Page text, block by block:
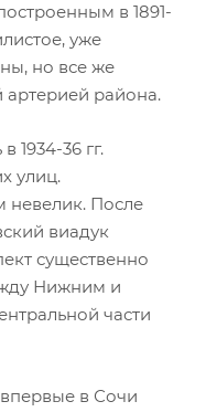
в 1891-
уже
но все же
района.
1934-36 гг.
улиц.
невелик. После
виадук
существенно
Нижним и
части
в Сочи